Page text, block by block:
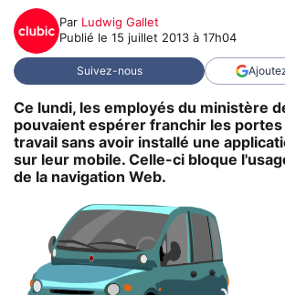
Par Ludwig Gallet
Publié le 15 juillet 2013 à 17h04
Suivez-nous
Ce lundi, les employés du ministère
pouvaient espérer franchir les portes
travail sans avoir installé une
sur leur mobile. Celle-ci bloque
de la navigation Web.